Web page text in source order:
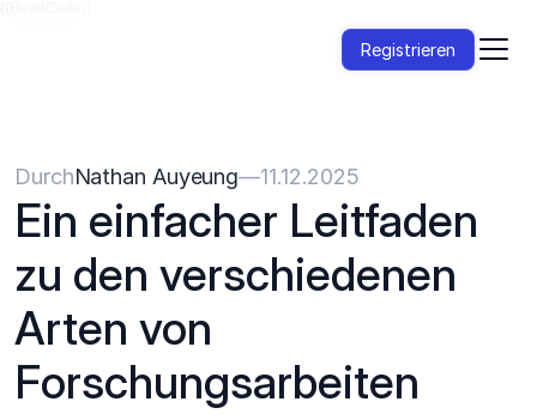
Registrieren
DurchNathan Auyeung—11.12.2025
Ein einfacher Leitfaden
zu den verschiedenen
Arten von
Forschungsarbeiten